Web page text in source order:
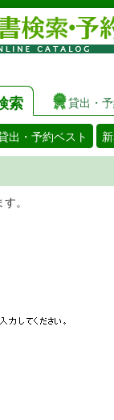
索 貸出・
出・予約ベスト
ることがで